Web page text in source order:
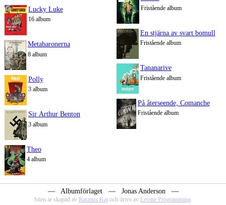
Lucky Luke
16 album
Metabaronerna
8 album
Polly
3 album
Sir Arthur Benton
3 album
Theo
4 album
Fristående album
En stjärna av svart bomull
Fristående album
Tananarive
Fristående album
På återseende, Comanche
Fristående album
― Albumförlaget ― Jonas Anderson ―
Siten är skapad av Rasmus Kaj och drivs av Levitte Programming.